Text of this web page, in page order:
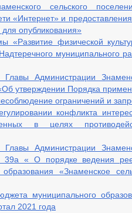
сельского
«Интернет» и предоставления
опубликования»
«Развитие физической
муниципального
Администрации
утверждении Порядка
ограничений и
конфликта
в целях
Администрации
« О порядке ведения
«Знаменское
муниципального
2021 года